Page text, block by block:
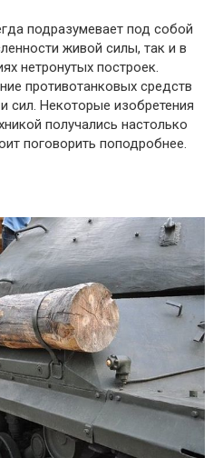
подразумевает под собой
живой силы, так и в
нетронутых построек.
противотанковых средств
сил. Некоторые изобретения
получались настолько
поговорить поподробнее.